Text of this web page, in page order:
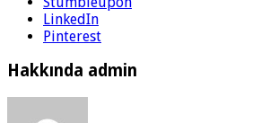
LinkedIn
Pinterest
Hakkında admin